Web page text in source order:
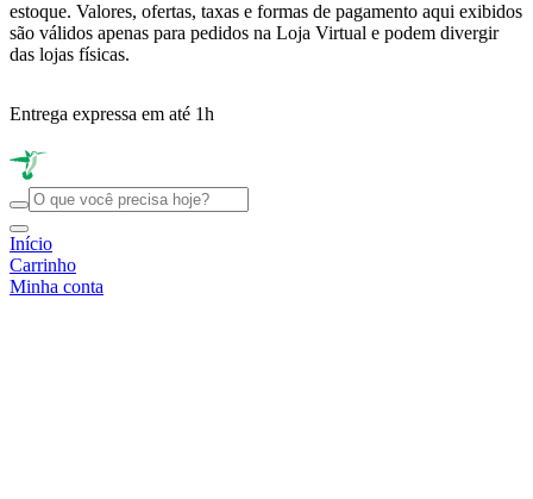
estoque. Valores, ofertas, taxas e formas de pagamento aqui exibidos
são válidos apenas para pedidos na Loja Virtual e podem divergir
das lojas físicas.
Entrega expressa em até 1h
Início
Carrinho
Minha conta